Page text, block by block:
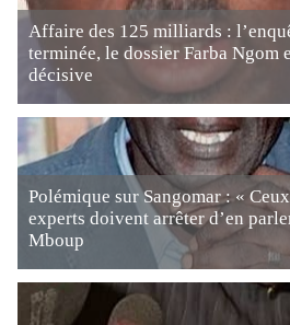
Affaire des 125 milliards :
terminée, le dossier Farba Ngom
décisive
Polémique sur Sangomar : «
experts doivent arrêter d’en
Mboup